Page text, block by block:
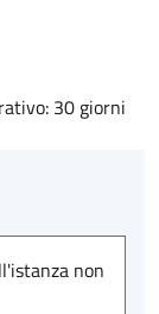
30 giorni
non